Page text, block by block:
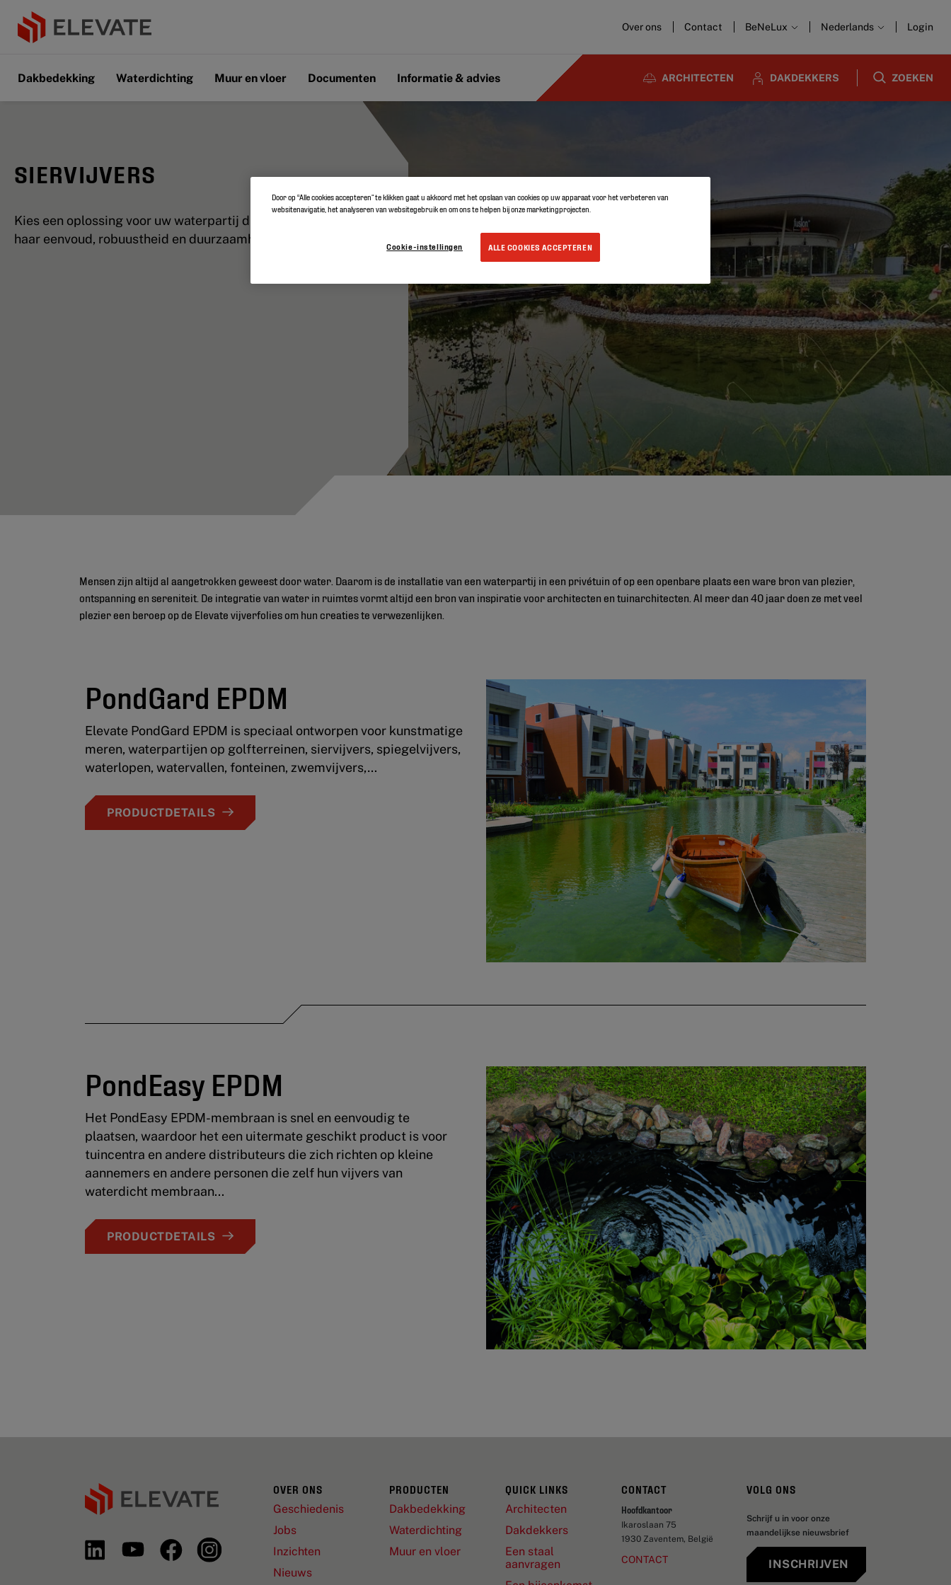
Over ons Contact BeNeLux Nederlands Login
Dakbedekking Waterdichting Muur en vloer Documenten Informatie & advies ARCHITECTEN DAKDEKKERS ZOEKEN
SIERVIJVERS
Kies een oplossing voor uw waterpartij die uitblinkt door
haar eenvoud, robuustheid en duurzaamheid.
Mensen zijn altijd al aangetrokken geweest door water. Daarom is de installatie van een waterpartij in een privétuin of op een openbare plaats een ware bron van plezier,
ontspanning en sereniteit. De integratie van water in ruimtes vormt altijd een bron van inspiratie voor architecten en tuinarchitecten. Al meer dan 40 jaar doen ze met veel
plezier een beroep op de Elevate vijverfolies om hun creaties te verwezenlijken.
PondGard EPDM
Elevate PondGard EPDM is speciaal ontworpen voor kunstmatige
meren, waterpartijen op golfterreinen, siervijvers, spiegelvijvers,
waterlopen, watervallen, fonteinen, zwemvijvers,…
PRODUCTDETAILS
PondEasy EPDM
Het PondEasy EPDM-membraan is snel en eenvoudig te
plaatsen, waardoor het een uitermate geschikt product is voor
tuincentra en andere distributeurs die zich richten op kleine
aannemers en andere personen die zelf hun vijvers van
waterdicht membraan...
PRODUCTDETAILS
OVER ONS
Geschiedenis
Jobs
Inzichten
Nieuws
PRODUCTEN
Dakbedekking
Waterdichting
Muur en vloer
QUICK LINKS
Architecten
Dakdekkers
Een staal
aanvragen
CONTACT
Hoofdkantoor
Ikaroslaan 75
1930 Zaventem, België
CONTACT
VOLG ONS
Schrijf u in voor onze
maandelijkse nieuwsbrief
INSCHRIJVEN
Door op “Alle cookies accepteren” te klikken gaat u akkoord met het opslaan van cookies op uw apparaat voor het verbeteren van
websitenavigatie, het analyseren van websitegebruik en om ons te helpen bij onze marketingprojecten.
ALLE COOKIES ACCEPTEREN
Cookie-instellingen